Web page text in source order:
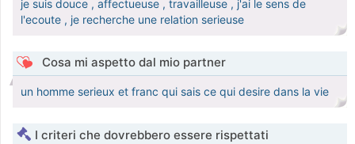
je suis douce , affectueuse , travailleuse , j'ai le sens de
l'ecoute , je recherche une relation serieuse
Cosa mi aspetto dal mio partner
un homme serieux et franc qui sais ce qui desire dans la vie
I criteri che dovrebbero essere rispettati